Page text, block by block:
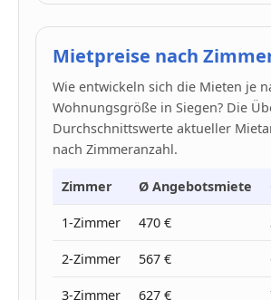
Mietpreise nach
Wie entwickeln sich die Mieten je
Wohnungsgröße in Siegen? Die
Durchschnittswerte aktueller
nach Zimmeranzahl.
Zimmer Ø Angebotsmiete
1-Zimmer 470 €
2-Zimmer 567 €
3-Zimmer 627 €